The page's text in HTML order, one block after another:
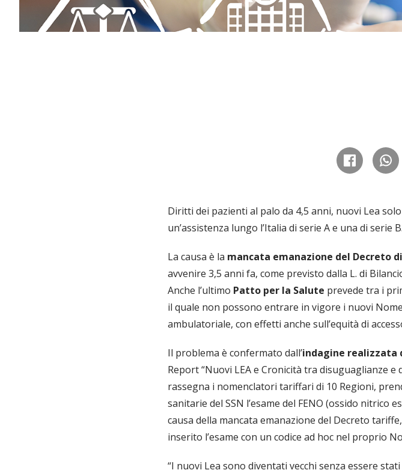
Diritti dei pazienti al palo da 4,5 anni, nuovi Lea
un’assistenza lungo l’Italia di serie A e una di serie B.
La causa è la mancata emanazione del Decreto
avvenire 3,5 anni fa, come previsto dalla L. di
Anche l’ultimo Patto per la Salute prevede tra i
il quale non possono entrare in vigore i nuovi
ambulatoriale, con effetti anche sull’equità di
Il problema è confermato dall’indagine realizzata
Report “Nuovi LEA e Cronicità tra disuguaglianze
rassegna i nomenclatori tariffari di 10 Regioni,
sanitarie del SSN l’esame del FENO (ossido nitrico
causa della mancata emanazione del Decreto tariffe,
inserito l’esame con un codice ad hoc nel proprio
“I nuovi Lea sono diventati vecchi senza essere